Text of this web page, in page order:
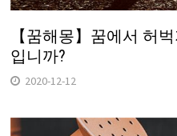
【꿈해몽】꿈에서 허
입니까?
2020-12-12